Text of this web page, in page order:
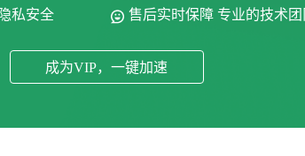
私安全 售后实时保障 专业的技术
成为VIP，一键加速